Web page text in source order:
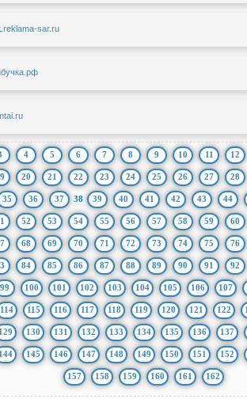
sar.ru
4 5 6 7 8 9 10 11 12
20 21 22 23 24 25 26 27 28
35 36 37 38 39 40 41 42 43 44
52 53 54 55 56 57 58 59 60
68 69 70 71 72 73 74 75 76
84 85 86 87 88 89 90 91 92
99 100 101 102 103 104 105 106 107
114 115 116 117 118 119 120 121 122
130 131 132 133 134 135 136 137
144 145 146 147 148 149 150 151 152
157 158 159 160 161 162